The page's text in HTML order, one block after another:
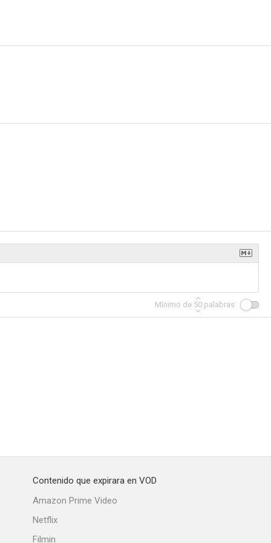
Mínimo de 50 palabras
Contenido que expirara en VOD
Amazon Prime Video
Netflix
Filmin